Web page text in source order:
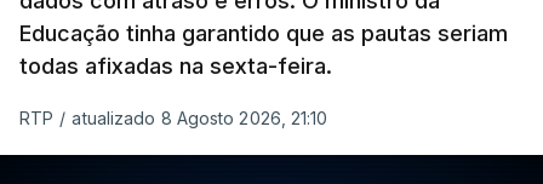
Educação tinha garantido que as pautas seriam
todas afixadas na sexta-feira.
RTP / atualizado 8 Agosto 2026, 21:10